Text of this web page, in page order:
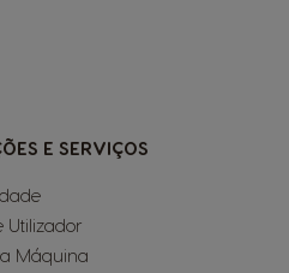
E SERVIÇOS
Utilizador
Máquina